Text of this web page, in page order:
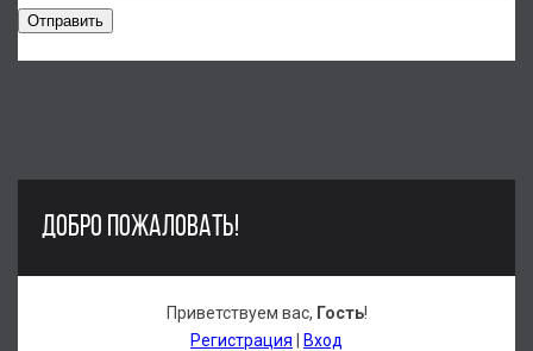
Отправить
ДОБРО ПОЖАЛОВАТЬ!
Приветствуем вас, Гость!
Регистрация
Вход